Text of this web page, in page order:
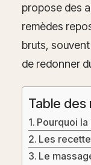
propose des
remèdes
bruts,
de redonner
Table des
Pourquoi
Les
Le